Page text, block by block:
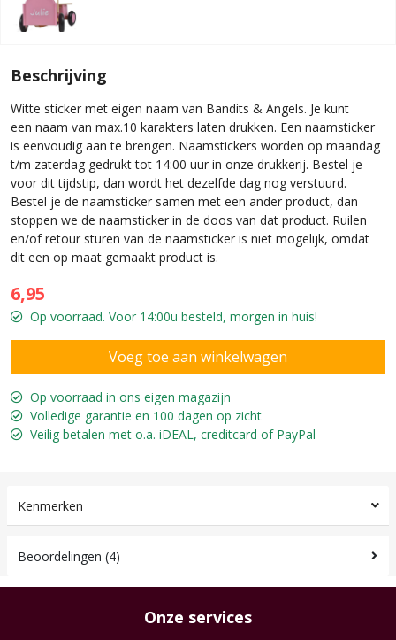
Beschrijving
Witte sticker met eigen naam van Bandits & Angels. Je kunt
een naam van max.10 karakters laten drukken. Een naamsticker
is eenvoudig aan te brengen. Naamstickers worden op maandag
t/m zaterdag gedrukt tot 14:00 uur in onze drukkerij. Bestel je
voor dit tijdstip, dan wordt het dezelfde dag nog verstuurd.
Bestel je de naamsticker samen met een ander product, dan
stoppen we de naamsticker in de doos van dat product. Ruilen
en/of retour sturen van de naamsticker is niet mogelijk, omdat
dit een op maat gemaakt product is.
6,95
Op voorraad. Voor 14:00u besteld, morgen in huis!
Op voorraad in ons eigen magazijn
Volledige garantie en 100 dagen op zicht
Veilig betalen met o.a. iDEAL, creditcard of PayPal
Kenmerken
Beoordelingen (4)
Onze services